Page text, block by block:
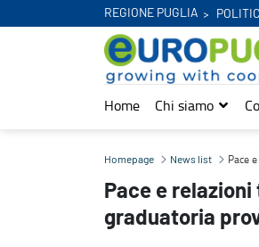
REGIONE PUGLIA
Home Chi siamo
Pace e relazioni tra i popoli del
Homepage News list Pace
Pace e
graduatoria